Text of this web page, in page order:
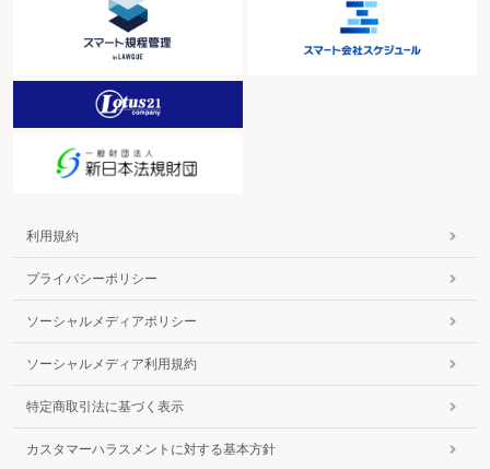
利用規約
プライバシーポリシー
ソーシャルメディアポリシー
ソーシャルメディア利用規約
特定商取引法に基づく表示
カスタマーハラスメントに対する基本方針